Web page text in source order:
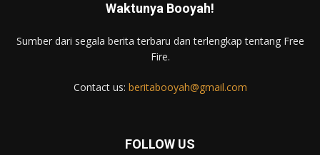
Waktunya Booyah!
Sumber dari segala berita terbaru dan terlengkap tentang Free
Fire.
Contact us: beritabooyah@gmail.com
FOLLOW US